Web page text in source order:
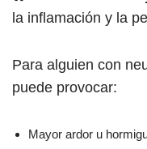
la inflamación y la
Para alguien con
puede provocar:
Mayor ardor u